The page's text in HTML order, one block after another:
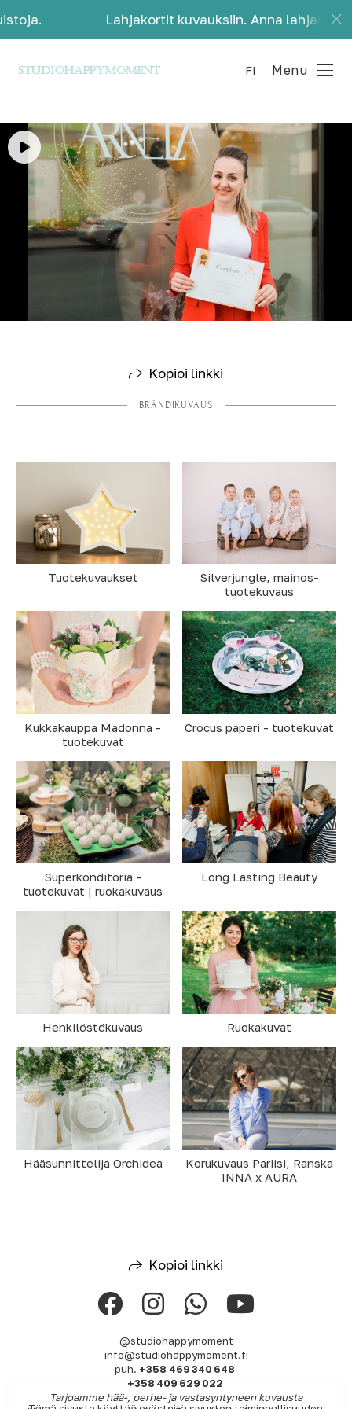
Lahjakortit kuvauksiin. Anna lahjaksi
FI Menu
Kopioi linkki
BRÄNDIKUVAUS
Tuotekuvaukset
Silverjungle, mainos-
tuotekuvaus
Kukkakauppa Madonna -
tuotekuvat
Crocus paperi - tuotekuvat
Superkonditoria -
tuotekuvat | ruokakuvaus
Long Lasting Beauty
Henkilöstökuvaus Ruokakuvat
Hääsunnittelija Orchidea
Korukuvaus Pariisi, Ranska
INNA x AURA
Kopioi linkki
@studiohappymoment
info@studiohappymoment.fi
puh. +358 469 340 648
+358 409 629 022
Tarjoamme hää-, perhe- ja vastasyntyneen kuvausta